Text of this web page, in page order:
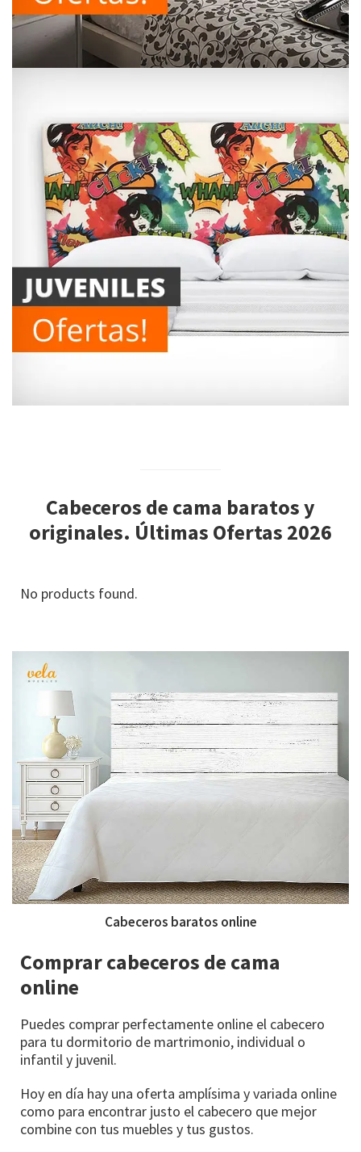
Cabeceros de cama baratos y
originales. Últimas Ofertas 2026
No products found.
Cabeceros baratos online
Comprar cabeceros de cama
online
Puedes comprar perfectamente online el cabecero
para tu dormitorio de martrimonio, individual o
infantil y juvenil.
Hoy en día hay una oferta amplísima y variada online
como para encontrar justo el cabecero que mejor
combine con tus muebles y tus gustos.